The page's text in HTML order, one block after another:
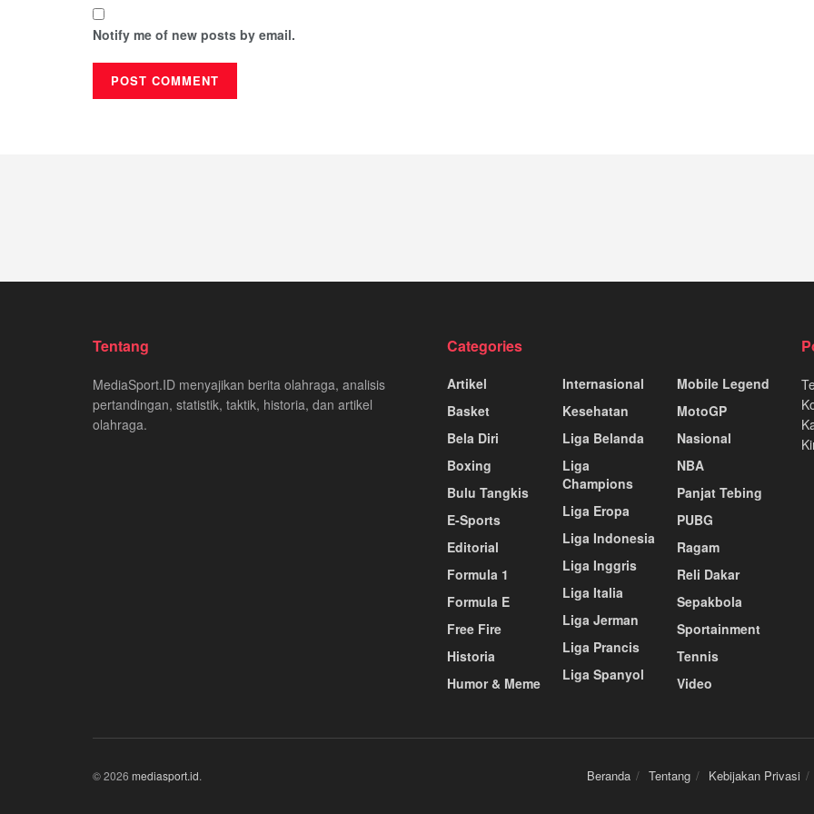
Notify me of new posts by email.
Tentang
MediaSport.ID menyajikan berita olahraga, analisis
pertandingan, statistik, taktik, historia, dan artikel
olahraga.
Categories
Artikel
Basket
Bela Diri
Boxing
Bulu Tangkis
E-Sports
Editorial
Formula 1
Formula E
Free Fire
Historia
Humor & Meme
Internasional
Kesehatan
Liga Belanda
Liga
Champions
Liga Eropa
Liga Indonesia
Liga Inggris
Liga Italia
Liga Jerman
Liga Prancis
Liga Spanyol
Mobile Legend
MotoGP
Nasional
NBA
Panjat Tebing
PUBG
Ragam
Reli Dakar
Sepakbola
Sportainment
Tennis
Video
Beranda Tentang Kebijakan Privasi
© 2026 mediasport.id.